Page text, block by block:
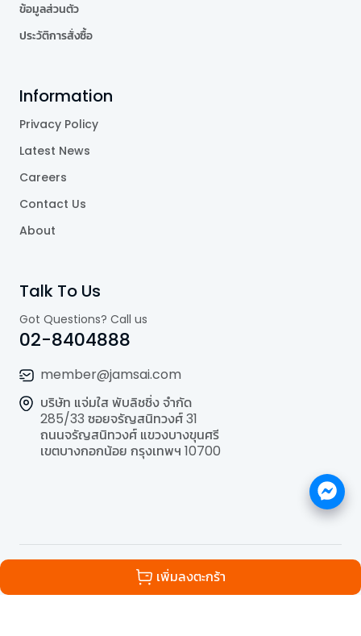
เพิ่มลงตะกร้า
ข้อมูลส่วนตัว
ประวัติการสั่งซื้อ
Information
Privacy Policy
Latest News
Careers
Contact Us
About
Talk To Us
Got Questions? Call us
02-8404888
member@jamsai.com
บริษัท แจ่มใส พับลิชชิ่ง จำกัด
285/33 ซอยจรัญสนิทวงศ์ 31
ถนนจรัญสนิทวงศ์ แขวงบางขุนศรี
เขตบางกอกน้อย กรุงเทพฯ 10700
All Rights Reserved | Powered by
Publishing Co.,Ltd..